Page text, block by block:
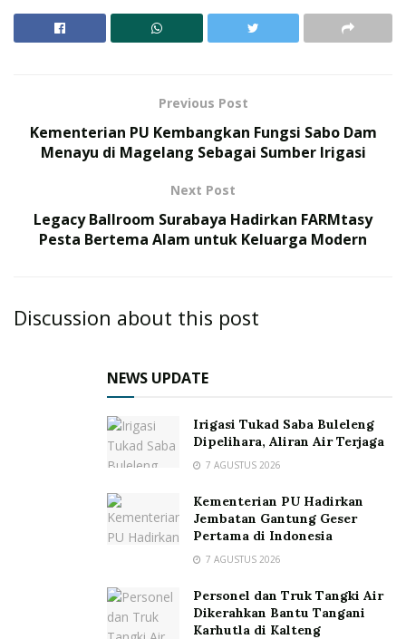
Previous Post
Kementerian PU Kembangkan Fungsi Sabo Dam
Menayu di Magelang Sebagai Sumber Irigasi
Next Post
Legacy Ballroom Surabaya Hadirkan FARMtasy
Pesta Bertema Alam untuk Keluarga Modern
Discussion about this post
NEWS UPDATE
Irigasi Tukad Saba Buleleng
Dipelihara, Aliran Air Terjaga
7 AGUSTUS 2026
Kementerian PU Hadirkan
Jembatan Gantung Geser
Pertama di Indonesia
7 AGUSTUS 2026
Personel dan Truk Tangki Air
Dikerahkan Bantu Tangani
Karhutla di Kalteng